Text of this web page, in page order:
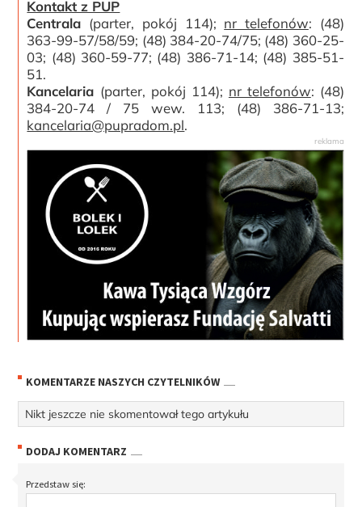
Kontakt z PUP
Centrala (parter, pokój 114); nr telefonów: (48)
363-99-57/58/59; (48) 384-20-74/75; (48) 360-25-
03; (48) 360-59-77; (48) 386-71-14; (48) 385-51-
51.
Kancelaria (parter, pokój 114); nr telefonów: (48)
384-20-74 / 75 wew. 113; (48) 386-71-13;
kancelaria@pupradom.pl.
KOMENTARZE NASZYCH CZYTELNIKÓW
Nikt jeszcze nie skomentował tego artykułu
DODAJ KOMENTARZ
Przedstaw się: